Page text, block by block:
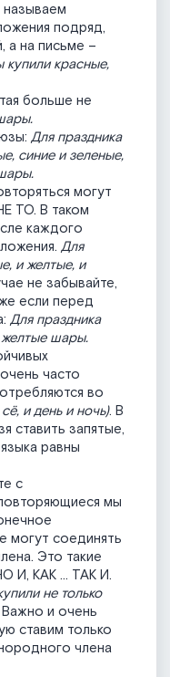
подряд,
а на письме –
купили красные,
больше не
Для праздника
синие и зеленые,
могут
ТО. В таком
каждого
Для
и желтые, и
не забывайте,
если перед
Для праздника
желтые шары.
часто
во
и день и ночь). В
ставить запятые,
равны
с
мы
могут соединять
Это такие
И, КАК … ТАК И.
не только
Важно и очень
ставим только
члена